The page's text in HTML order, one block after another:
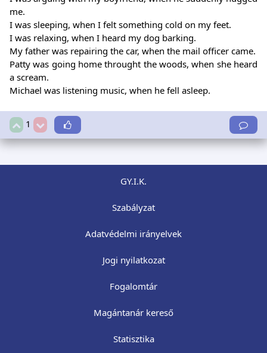
me.
I was sleeping, when I felt something cold on my feet.
I was relaxing, when I heard my dog barking.
My father was repairing the car, when the mail officer came.
Patty was going home throught the woods, when she heard
a scream.
Michael was listening music, when he fell asleep.
1
GY.I.K.
Szabályzat
Adatvédelmi irányelvek
Jogi nyilatkozat
Fogalomtár
Magántanár kereső
Statisztika